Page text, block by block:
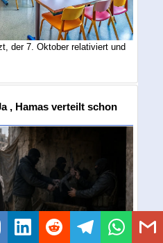
der 7. Oktober relativiert und
, Hamas verteilt schon